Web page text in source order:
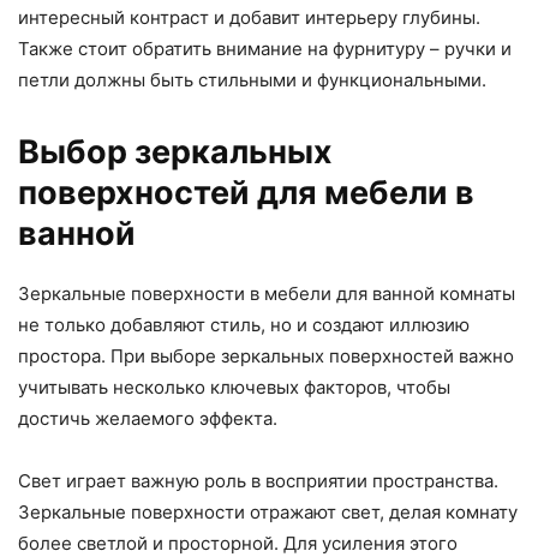
интересный контраст и добавит интерьеру глубины.
Также стоит обратить внимание на фурнитуру – ручки и
петли должны быть стильными и функциональными.
Выбор зеркальных
поверхностей для мебели в
ванной
Зеркальные поверхности в мебели для ванной комнаты
не только добавляют стиль, но и создают иллюзию
простора. При выборе зеркальных поверхностей важно
учитывать несколько ключевых факторов, чтобы
достичь желаемого эффекта.
Свет играет важную роль в восприятии пространства.
Зеркальные поверхности отражают свет, делая комнату
более светлой и просторной. Для усиления этого